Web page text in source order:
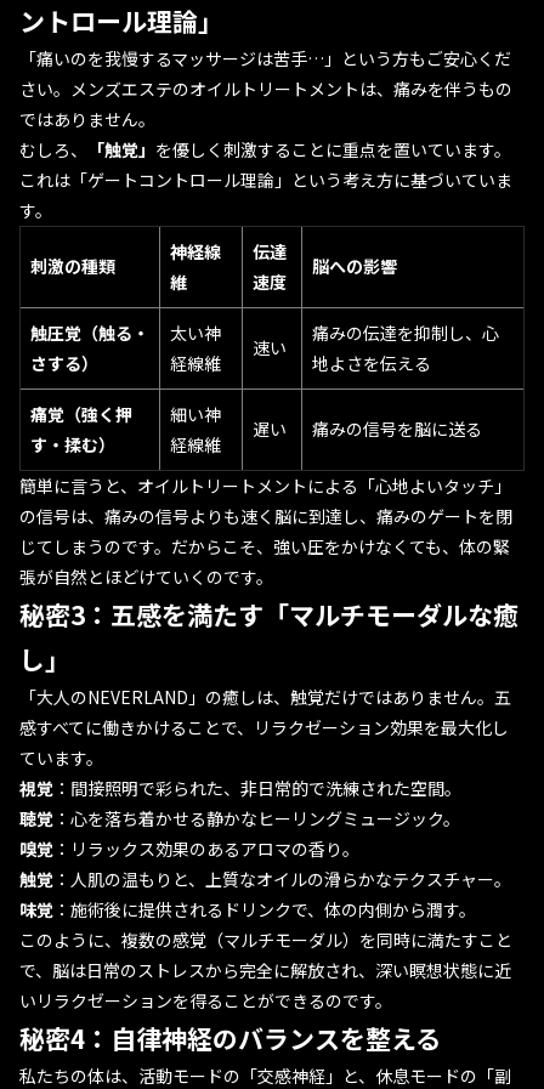
ントロール理論」
「痛いのを我慢するマッサージは苦手…」という方もご安心くだ
さい。メンズエステのオイルトリートメントは、痛みを伴うもの
ではありません。
むしろ、
「触覚」 を優しく刺激することに重点を置いています。
これは「ゲートコントロール理論」という考え方に基づいていま
す。
刺激の種類
神経線
維
伝達
速度
脳への影響
触圧覚（触る・
さする）
太い神
経線維
速い
痛みの伝達を抑制し、心
地よさを伝える
痛覚（強く押
す・揉む）
細い神
経線維
遅い 痛みの信号を脳に送る
簡単に言うと、オイルトリートメントによる「心地よいタッチ」
の信号は、痛みの信号よりも速く脳に到達し、痛みのゲートを閉
じてしまうのです。だからこそ、強い圧をかけなくても、体の緊
張が自然とほどけていくのです。
秘密3：五感を満たす「マルチモーダルな癒
し」
「大人のNEVERLAND」の癒しは、触覚だけではありません。五
感すべてに働きかけることで、リラクゼーション効果を最大化し
ています。
視覚 ：間接照明で彩られた、非日常的で洗練された空間。
聴覚 ：心を落ち着かせる静かなヒーリングミュージック。
嗅覚 ：リラックス効果のあるアロマの香り。
触覚 ：人肌の温もりと、上質なオイルの滑らかなテクスチャー。
味覚 ：施術後に提供されるドリンクで、体の内側から潤す。
このように、複数の感覚（マルチモーダル）を同時に満たすこと
で、脳は日常のストレスから完全に解放され、深い瞑想状態に近
いリラクゼーションを得ることができるのです。
秘密4：自律神経のバランスを整える
私たちの体は、活動モードの「交感神経」と、休息モードの「副